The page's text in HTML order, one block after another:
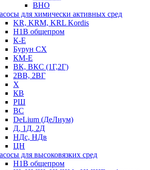
ВНО
для химически активных сред
KR, KRM, KRL Kordis
Н1В общепром
К-Е
Бурун СХ
КМ-Е
ВК, ВКС (1Г,2Г)
2ВВ, 2ВГ
Х
КВ
РШ
ВС
DeLium (ДеЛиум)
Д, 1Д, 2Д
НДс, НДв
ЦН
для высоковязких сред
Н1В общепром